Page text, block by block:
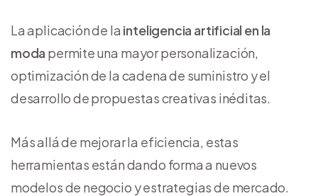
La aplicación de la inteligencia artificial en la
moda permite una mayor personalización,
optimización de la cadena de suministro y el
desarrollo de propuestas creativas inéditas.
Más allá de mejorar la eficiencia, estas
herramientas están dando forma a nuevos
modelos de negocio y estrategias de mercado.